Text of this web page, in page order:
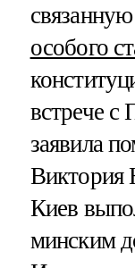
особого
встрече
заявила
Виктория
Киев
минским